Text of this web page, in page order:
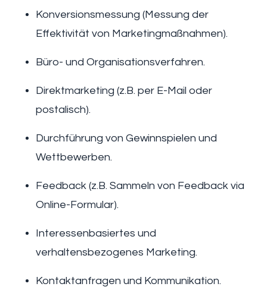
Konversionsmessung (Messung der
Effektivität von Marketingmaßnahmen).
Büro- und Organisationsverfahren.
Direktmarketing (z.B. per E-Mail oder
postalisch).
Durchführung von Gewinnspielen und
Wettbewerben.
Feedback (z.B. Sammeln von Feedback via
Online-Formular).
Interessenbasiertes und
verhaltensbezogenes Marketing.
Kontaktanfragen und Kommunikation.